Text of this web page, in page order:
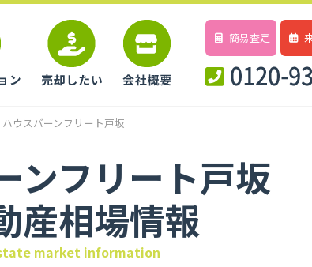
簡易査定
ハウスバーンフリート戸坂
ンフリート戸坂
産相場情報
market information